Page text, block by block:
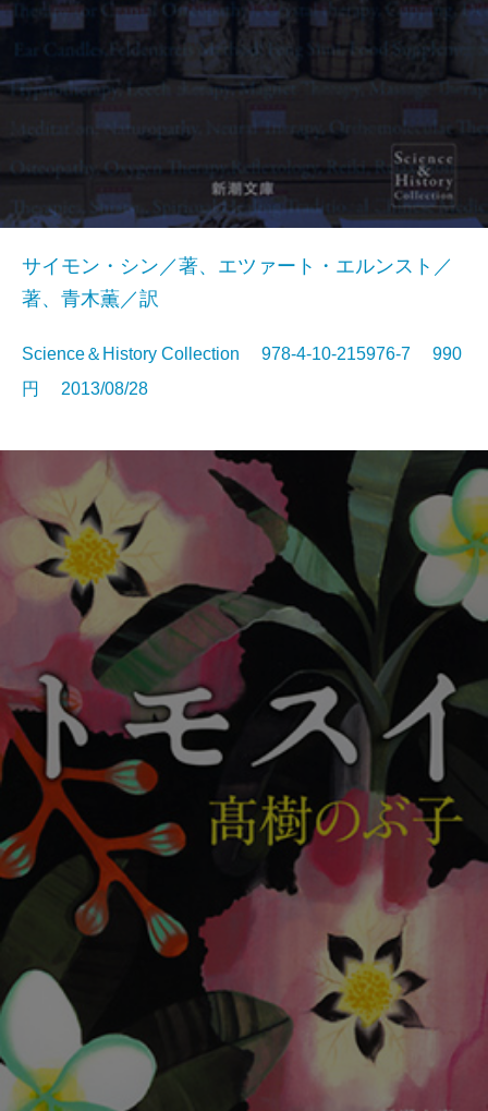
サイモン・シン／著、エツァート・エルンスト／
著、青木薫／訳
Science＆History Collection 978-4-10-215976-7 990
円 2013/08/28